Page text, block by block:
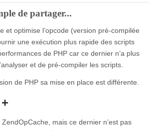
de partager...
et optimise l’opcode (version pré-compilée
une exécution plus rapide des scripts
de PHP car ce dernier n’a plus
et de pré-compiler les scripts.
de PHP sa mise en place est différente.
mais ce dernier n’est pas